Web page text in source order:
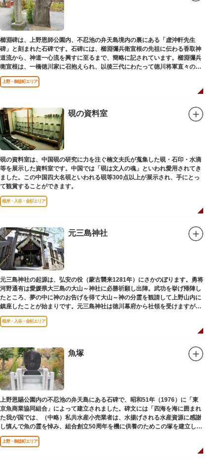
櫛淵碑は、上野恩師公園内、不忍池の弁天島境内の裏にある「虚沖軒先生
碑」と刻まれた石碑です。石碑には、櫛淵彌兵衛宣根の先祖に伝わる香取神
道流から、神道一心流を興すに至るまで、簡略に記されています。櫛淵彌兵
衛宣根は、一橋徳川家に召抱えられ、以後三代にわたって徳川将軍直々の護
衛役として仕えました。
上野・御徒町エリア
硯の資料室
硯の資料室は、中国硯の研究に力を注ぐ楠文夫氏が蒐集した硯・石印・水滴
等を展示した資料室です。中国では「硯は文人の魂」といわれ愛用されてき
ました。この中国四大名硯といわれる硯等300点以上が展示され、手にとっ
て観賞することができます。
根岸・入谷・金杉エリア
元三島神社
元三島神社の起源は、弘安の役（蒙古襲来1281年）にさかのぼります。勇将
河野通有は愛媛県大三島の大山～神社に必勝祈願し出陣。武功を挙げ帰陣し
たところ、夢の中に神のお告げを得て大山～神の分霊を観請して上野山内に
鎮座したことが始まりです。元三島神社は徳川幕府から社領を受けますが、
御用地となったために上野から浅草へ移転し、現在の地に至ります。
根岸・入谷・金杉エリア
魚塚
上野恩賜公園内の不忍池の弁天島にある石碑で、昭和51年（1976）に「東
京魚商業協同組合」によって建立されました。碑文には「四海を海に囲まれ
た我が国では、（中略）私共水産小売業者は、水揚げされる水産資源に感謝
し慎んで魚の霊を悼み、組合創立50周年を機に供養のためこの塚を建立しま
す」とあります。
上野・御徒町エリア